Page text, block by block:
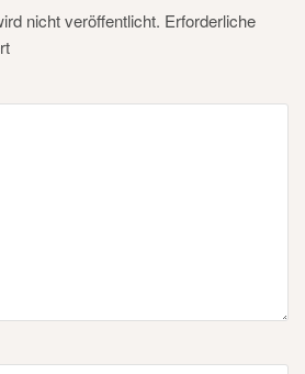
nicht veröffentlicht. Erforderliche